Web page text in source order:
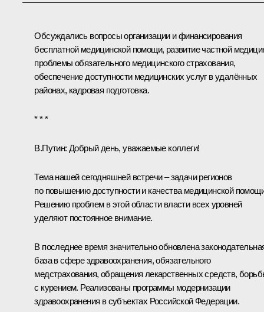
Обсуждались вопросы организации и финансирования
бесплатной медицинской помощи, развитие частной
проблемы обязательного медицинского страхования,
обеспечение доступности медицинских услуг в удалённых
районах, кадровая подготовка.
* * *
В.Путин: Добрый день, уважаемые коллеги!
Тема нашей сегодняшней встречи – задачи регионов
по повышению доступности и качества медицинской
Решению проблем в этой области власти всех уровней
уделяют постоянное внимание.
В последнее время значительно обновлена
база в сфере здравоохранения, обязательного
медстрахования, обращения лекарственных средств,
с курением. Реализованы программы модернизации
здравоохранения в субъектах Российской Федерации.